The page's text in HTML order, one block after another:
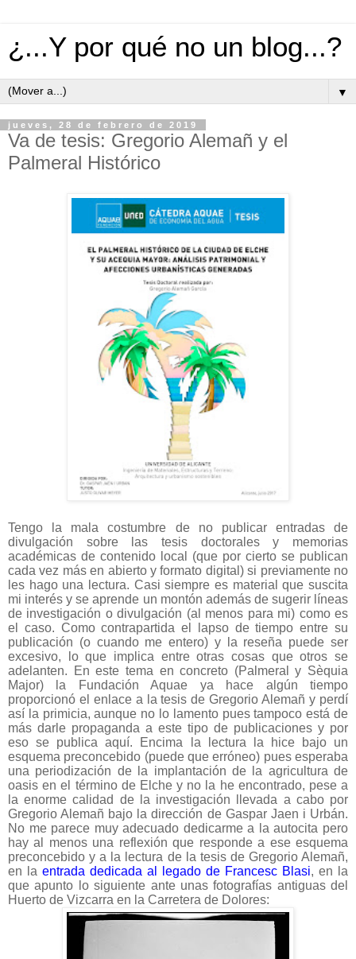
¿...Y por qué no un blog...?
▼
jueves, 28 de febrero de 2019
Va de tesis: Gregorio Alemañ y el
Palmeral Histórico
Tengo la mala costumbre de no publicar entradas de
divulgación sobre las tesis doctorales y memorias
académicas de contenido local (que por cierto se publican
cada vez más en abierto y formato digital) si previamente no
les hago una lectura. Casi siempre es material que suscita
mi interés y se aprende un montón además de sugerir líneas
de investigación o divulgación (al menos para mi) como es
el caso. Como contrapartida el lapso de tiempo entre su
publicación (o cuando me entero) y la reseña puede ser
excesivo, lo que implica entre otras cosas que otros se
adelanten. En este tema en concreto (Palmeral y Sèquia
Major) la Fundación Aquae ya hace algún tiempo
proporcionó el enlace a la tesis de Gregorio Alemañ y perdí
así la primicia, aunque no lo lamento pues tampoco está de
más darle propaganda a este tipo de publicaciones y por
eso se publica aquí. Encima la lectura la hice bajo un
esquema preconcebido (puede que erróneo) pues esperaba
una periodización de la implantación de la agricultura de
oasis en el término de Elche y no la he encontrado, pese a
la enorme calidad de la investigación llevada a cabo por
Gregorio Alemañ bajo la dirección de Gaspar Jaen i Urbán.
No me parece muy adecuado dedicarme a la autocita pero
hay al menos una reflexión que responde a ese esquema
preconcebido y a la lectura de la tesis de Gregorio Alemañ,
en la entrada dedicada al legado de Francesc Blasi, en la
que apunto lo siguiente ante unas fotografías antiguas del
Huerto de Vizcarra en la Carretera de Dolores: